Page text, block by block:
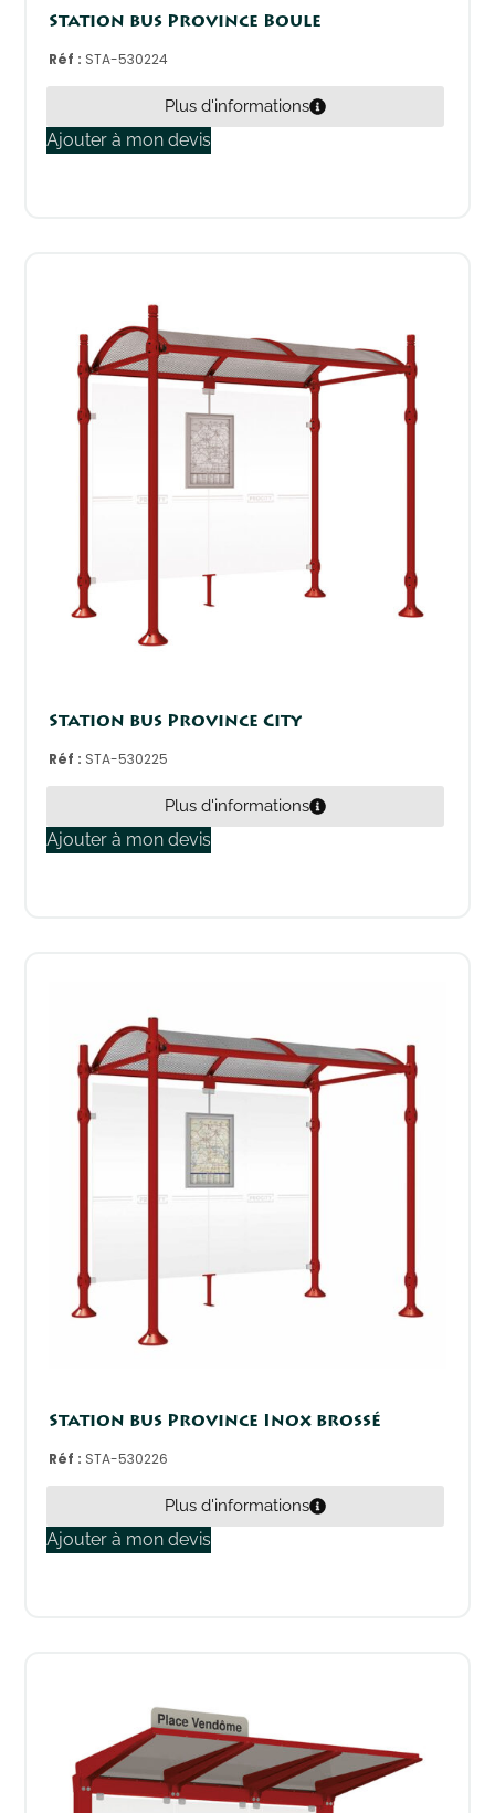
Station bus Province Boule
Réf : STA-530224
Plus d'informations
Ajouter à mon devis
Station bus Province City
Réf : STA-530225
Plus d'informations
Ajouter à mon devis
Station bus Province Inox brossé
Réf : STA-530226
Plus d'informations
Ajouter à mon devis